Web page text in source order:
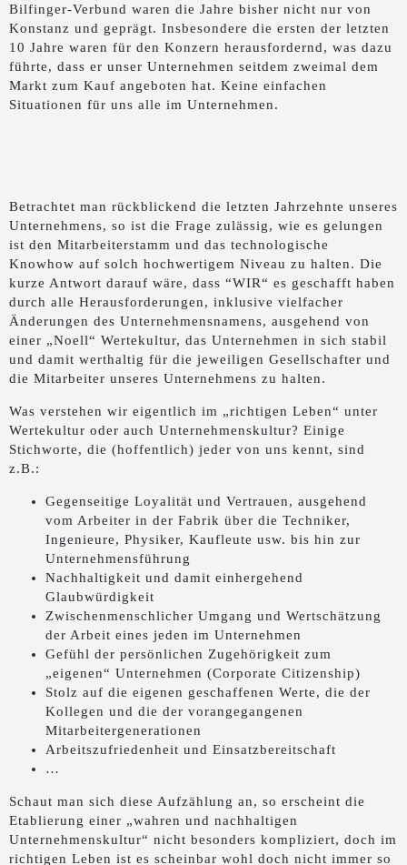
Bilfinger-Verbund waren die Jahre bisher nicht nur von
Konstanz und geprägt. Insbesondere die ersten der letzten
10 Jahre waren für den Konzern herausfordernd, was dazu
führte, dass er unser Unternehmen seitdem zweimal dem
Markt zum Kauf angeboten hat. Keine einfachen
Situationen für uns alle im Unternehmen.
Betrachtet man rückblickend die letzten Jahrzehnte unseres
Unternehmens, so ist die Frage zulässig, wie es gelungen
ist den Mitarbeiterstamm und das technologische
Knowhow auf solch hochwertigem Niveau zu halten. Die
kurze Antwort darauf wäre, dass “WIR“ es geschafft haben
durch alle Herausforderungen, inklusive vielfacher
Änderungen des Unternehmensnamens, ausgehend von
einer „Noell“ Wertekultur, das Unternehmen in sich stabil
und damit werthaltig für die jeweiligen Gesellschafter und
die Mitarbeiter unseres Unternehmens zu halten.
Was verstehen wir eigentlich im „richtigen Leben“ unter
Wertekultur oder auch Unternehmenskultur? Einige
Stichworte, die (hoffentlich) jeder von uns kennt, sind
z.B.:
Gegenseitige Loyalität und Vertrauen, ausgehend
vom Arbeiter in der Fabrik über die Techniker,
Ingenieure, Physiker, Kaufleute usw. bis hin zur
Unternehmensführung
Nachhaltigkeit und damit einhergehend
Glaubwürdigkeit
Zwischenmenschlicher Umgang und Wertschätzung
der Arbeit eines jeden im Unternehmen
Gefühl der persönlichen Zugehörigkeit zum
„eigenen“ Unternehmen (Corporate Citizenship)
Stolz auf die eigenen geschaffenen Werte, die der
Kollegen und die der vorangegangenen
Mitarbeitergenerationen
Arbeitszufriedenheit und Einsatzbereitschaft
…
Schaut man sich diese Aufzählung an, so erscheint die
Etablierung einer „wahren und nachhaltigen
Unternehmenskultur“ nicht besonders kompliziert, doch im
richtigen Leben ist es scheinbar wohl doch nicht immer so